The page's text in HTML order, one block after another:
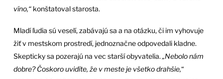
víno,“konštatoval starosta.
Mladí ľudia sú veselí, zabávajú sa a na otázku, či im vyhovuje
žiť v mestskom prostredí, jednoznačne odpovedali kladne.
Skepticky sa pozerajú na vec starší obyvatelia. „Nebolo nám
dobre? Čoskoro uvidíte, že v meste je všetko drahšie,“